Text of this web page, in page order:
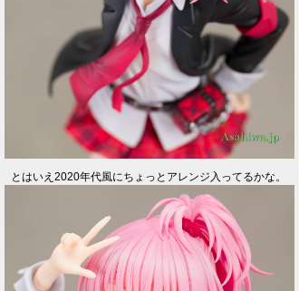
とはいえ2020年代風にちょっとアレンジ入ってるかな。